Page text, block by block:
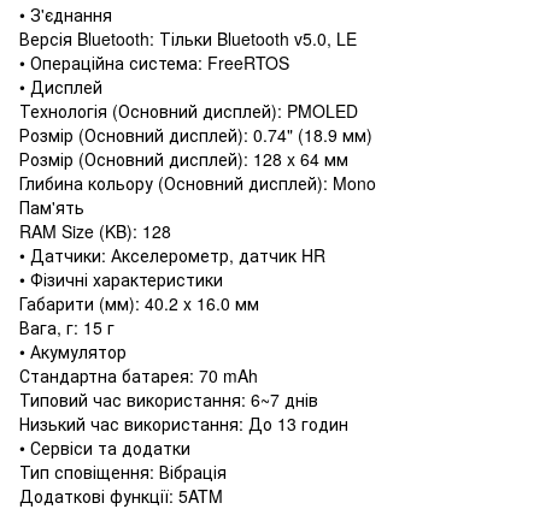
• З'єднання
Версія Bluetooth: Тільки Bluetooth v5.0, LE
• Операційна система: FreeRTOS
• Дисплей
Технологія (Основний дисплей): PMOLED
Розмір (Основний дисплей): 0.74" (18.9 мм)
Розмір (Основний дисплей): 128 x 64 мм
Глибина кольору (Основний дисплей): Mono
Пам'ять
RAM Size (KB): 128
• Датчики: Акселерометр, датчик HR
• Фізичні характеристики
Габарити (мм): 40.2 x 16.0 мм
Вага, г: 15 г
• Акумулятор
Стандартна батарея: 70 mAh
Типовий час використання: 6~7 днів
Низький час використання: До 13 годин
• Сервіси та додатки
Тип сповіщення: Вібрація
Додаткові функції: 5ATM